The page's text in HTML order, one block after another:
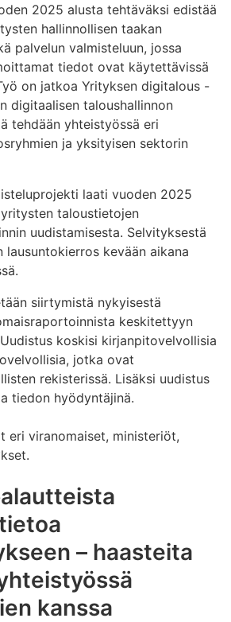
2025 alusta tehtäväksi edistää
hallinnollisen taakan
palvelun valmisteluun, jossa
tiedot ovat käytettävissä
on jatkoa Yrityksen digitalous -
digitaalisen taloushallinnon
tehdään yhteistyössä eri
ja yksityisen sektorin
laati vuoden 2025
taloustietojen
uudistamisesta. Selvityksestä
lausuntokierros kevään aikana
siirtymistä nykyisestä
keskitettyyn
koskisi kirjanpitovelvollisia
jotka ovat
rekisterissä. Lisäksi uudistus
tiedon hyödyntäjinä.
eri viranomaiset, ministeriöt,
– haasteita
kanssa